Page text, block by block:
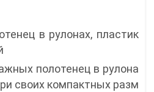
в рулонах, пластик
полотенец в рулона
своих компактных разм